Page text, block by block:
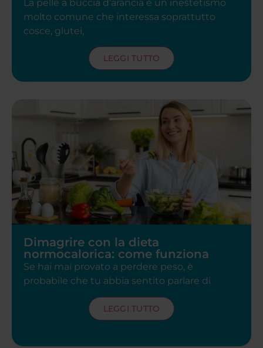
La pelle a buccia d’arancia è un inestetismo
molto comune che interessa soprattutto
cosce, glutei,
LEGGI TUTTO
Dimagrire con la dieta
normocalorica: come funziona
Se hai mai provato a perdere peso, è
probabile che tu abbia sentito parlare di
LEGGI TUTTO